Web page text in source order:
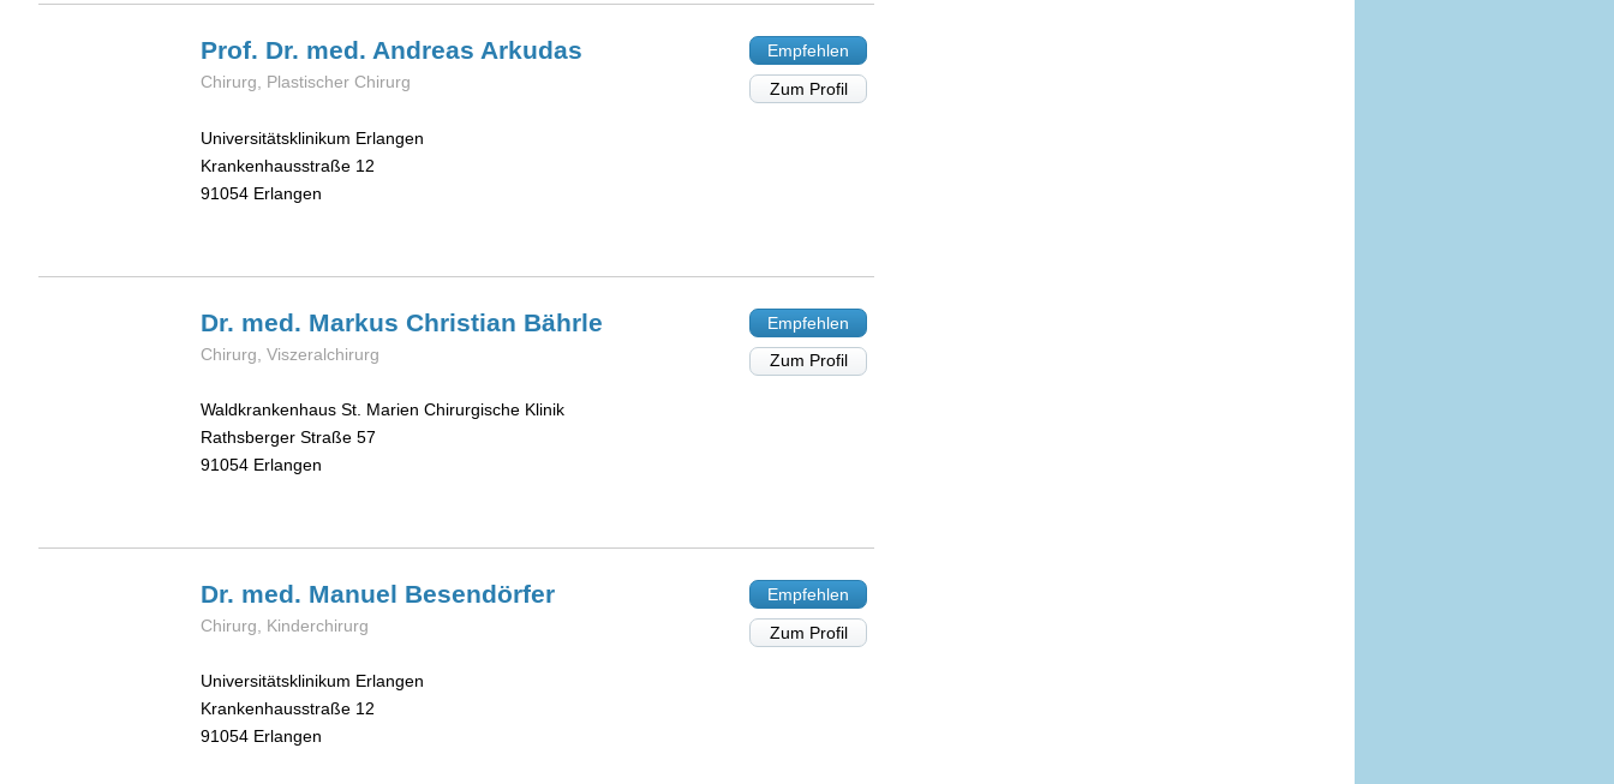
Prof. Dr. med. Andreas Arkudas
Chirurg, Plastischer Chirurg
Universitätsklinikum Erlangen
Krankenhausstraße 12
91054 Erlangen
Empfehlen
Zum Profil
Dr. med. Markus Christian Bährle
Chirurg, Viszeralchirurg
Waldkrankenhaus St. Marien Chirurgische Klinik
Rathsberger Straße 57
91054 Erlangen
Empfehlen
Zum Profil
Dr. med. Manuel Besendörfer
Chirurg, Kinderchirurg
Universitätsklinikum Erlangen
Krankenhausstraße 12
91054 Erlangen
Empfehlen
Zum Profil